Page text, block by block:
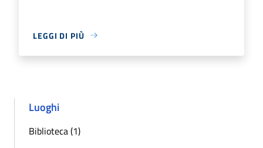
LEGGI DI PIÙ
Luoghi
Biblioteca (1)